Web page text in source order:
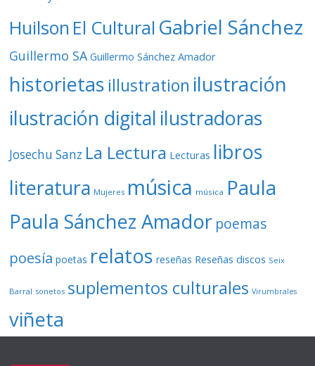
Huilson El Cultural Gabriel Sánchez
Guillermo SA Guillermo Sánchez Amador
historietas illustration ilustración
ilustración digital ilustradoras
Josechu Sanz La Lectura Lecturas libros
literatura Mujeres música música Paula
Paula Sánchez Amador poemas
poesía poetas relatos reseñas Reseñas discos Seix
Barral sonetos suplementos culturales Virumbrales
viñeta